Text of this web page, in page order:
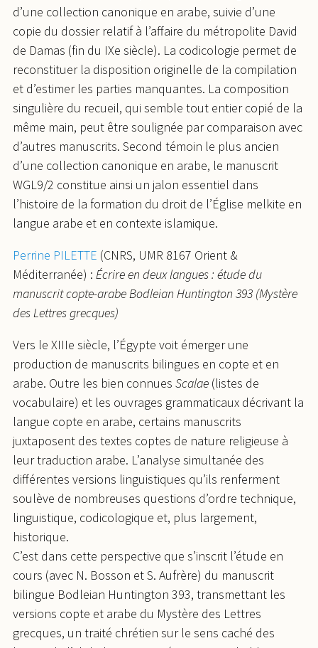
d’une collection canonique en arabe, suivie d’une
copie du dossier relatif à l’affaire du métropolite David
de Damas (fin du IXe siècle). La codicologie permet de
reconstituer la disposition originelle de la compilation
et d’estimer les parties manquantes. La composition
singulière du recueil, qui semble tout entier copié de la
même main, peut être soulignée par comparaison avec
d’autres manuscrits. Second témoin le plus ancien
d’une collection canonique en arabe, le manuscrit
WGL9/2 constitue ainsi un jalon essentiel dans
l’histoire de la formation du droit de l’Église melkite en
langue arabe et en contexte islamique.
Perrine PILETTE (CNRS, UMR 8167 Orient &
Méditerranée) : Écrire en deux langues : étude du
manuscrit copte-arabe Bodleian Huntington 393 (Mystère
des Lettres grecques)
Vers le XIIIe siècle, l’Égypte voit émerger une
production de manuscrits bilingues en copte et en
arabe. Outre les bien connues Scalae (listes de
vocabulaire) et les ouvrages grammaticaux décrivant la
langue copte en arabe, certains manuscrits
juxtaposent des textes coptes de nature religieuse à
leur traduction arabe. L’analyse simultanée des
différentes versions linguistiques qu’ils renferment
soulève de nombreuses questions d’ordre technique,
linguistique, codicologique et, plus largement,
historique.
C’est dans cette perspective que s’inscrit l’étude en
cours (avec N. Bosson et S. Aufrère) du manuscrit
bilingue Bodleian Huntington 393, transmettant les
versions copte et arabe du Mystère des Lettres
grecques, un traité chrétien sur le sens caché des